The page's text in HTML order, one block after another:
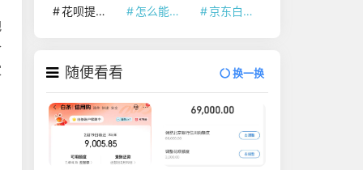
花呗提现到银行卡 怎么能把京东白条额度钱套出来 京东白条套出来手续费多少
随便看看 换一换